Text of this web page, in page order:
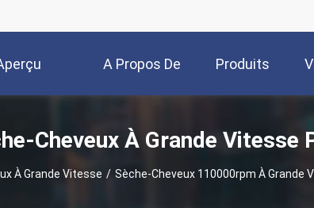
A Propos De
Nous
Produits
Cheveux À Grande Vitesse
À Grande Vitesse / Sèche-Cheveux 110000rpm À Grande